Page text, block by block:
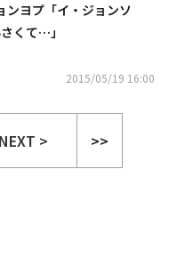
ヨプ「イ・ジョンソ
くて…」
2015/05/19 16:00
NEXT > >>